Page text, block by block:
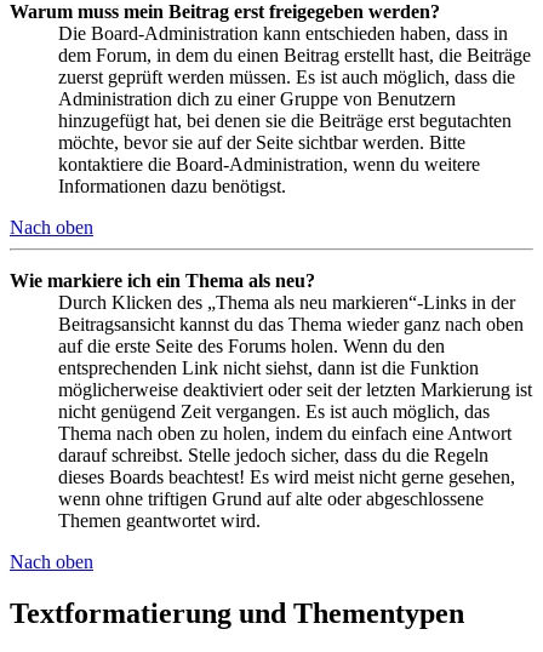
Warum muss mein Beitrag erst freigegeben werden?
Die Board-Administration kann entschieden haben, dass in
dem Forum, in dem du einen Beitrag erstellt hast, die Beiträge
zuerst geprüft werden müssen. Es ist auch möglich, dass die
Administration dich zu einer Gruppe von Benutzern
hinzugefügt hat, bei denen sie die Beiträge erst begutachten
möchte, bevor sie auf der Seite sichtbar werden. Bitte
kontaktiere die Board-Administration, wenn du weitere
Informationen dazu benötigst.
Nach oben
Wie markiere ich ein Thema als neu?
Durch Klicken des „Thema als neu markieren“-Links in der
Beitragsansicht kannst du das Thema wieder ganz nach oben
auf die erste Seite des Forums holen. Wenn du den
entsprechenden Link nicht siehst, dann ist die Funktion
möglicherweise deaktiviert oder seit der letzten Markierung ist
nicht genügend Zeit vergangen. Es ist auch möglich, das
Thema nach oben zu holen, indem du einfach eine Antwort
darauf schreibst. Stelle jedoch sicher, dass du die Regeln
dieses Boards beachtest! Es wird meist nicht gerne gesehen,
wenn ohne triftigen Grund auf alte oder abgeschlossene
Themen geantwortet wird.
Nach oben
Textformatierung und Thementypen